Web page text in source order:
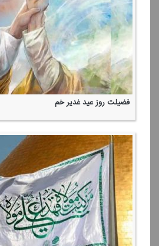
فضیلت روز عید غدیر خم